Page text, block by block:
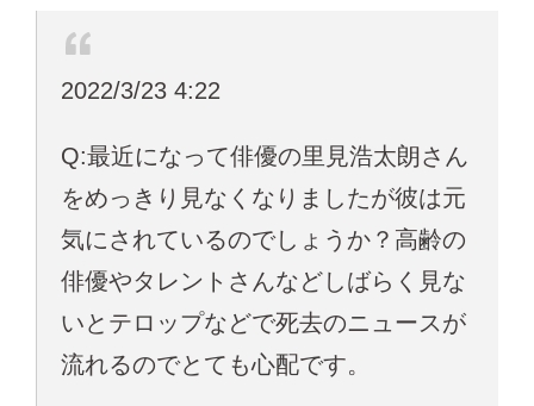
2022/3/23 4:22
Q:最近になって俳優の里見浩太朗さん
をめっきり見なくなりましたが彼は元
気にされているのでしょうか？高齢の
俳優やタレントさんなどしばらく見な
いとテロップなどで死去のニュースが
流れるのでとても心配です。